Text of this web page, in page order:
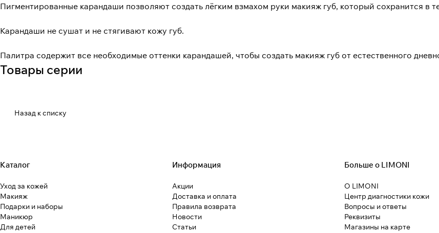
Пигментированные карандаши позволяют создать лёгким взмахом руки макияж губ, который сохранится в
Карандаши не сушат и не стягивают кожу губ.
Палитра содержит все необходимые оттенки карандашей, чтобы создать макияж губ от естественного
Товары серии
Назад к списку
Каталог
Уход за кожей
Макияж
Подарки и наборы
Маникюр
Для детей
Информация
Акции
Доставка и оплата
Правила возврата
Новости
Статьи
Больше о LIMONI
О LIMONI
Центр диагностики кожи
Вопросы и ответы
Реквизиты
Магазины на карте